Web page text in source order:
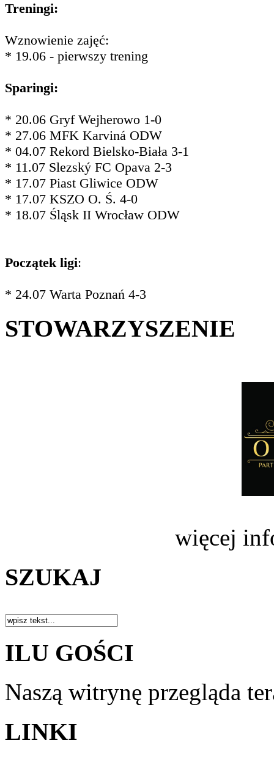
Treningi:
Wznowienie zajęć:
* 19.06 - pierwszy trening
Sparingi:
* 20.06 Gryf Wejherowo 1-0
* 27.06 MFK Karviná ODW
* 04.07 Rekord Bielsko-Biała 3-1
* 11.07 Slezský FC Opava 2-3
* 17.07 Piast Gliwice ODW
* 17.07 KSZO O. Ś. 4-0
* 18.07 Śląsk II Wrocław ODW
Początek ligi:
* 24.07 Warta Poznań 4-3
STOWARZYSZENIE
więcej
SZUKAJ
ILU GOŚCI
Naszą witrynę przegląda
LINKI